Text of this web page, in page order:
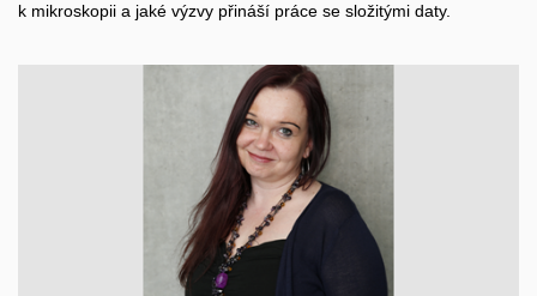
k mikroskopii a jaké výzvy přináší práce se složitými daty.